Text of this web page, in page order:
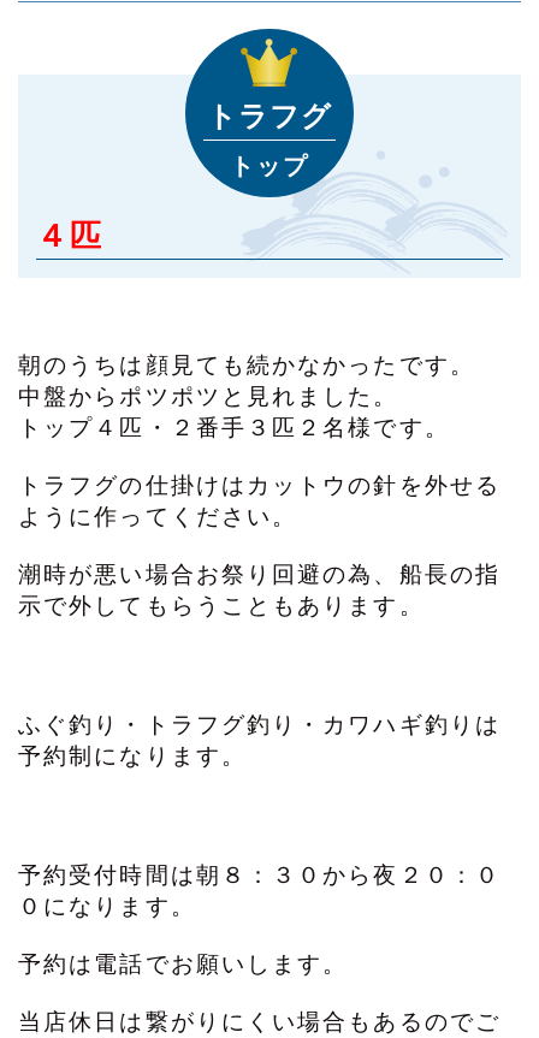
トラフグ
トップ
４匹
朝のうちは顔見ても続かなかったです。
中盤からポツポツと見れました。
トップ４匹・２番手３匹２名様です。
トラフグの仕掛けはカットウの針を外せる
ように作ってください。
潮時が悪い場合お祭り回避の為、船長の指
示で外してもらうこともあります。
ふぐ釣り・トラフグ釣り・カワハギ釣りは
予約制になります。
予約受付時間は朝８：３０から夜２０：０
０になります。
予約は電話でお願いします。
当店休日は繋がりにくい場合もあるのでご